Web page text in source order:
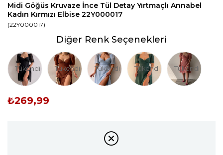
Midi Göğüs Kruvaze İnce Tül Detay Yırtmaçlı Annabel
Kadın Kırmızı Elbise 22Y000017
(22Y000017)
Diğer Renk Seçenekleri
Tükendi Tükendi Tükendi Tükendi Tükendi
₺269,99